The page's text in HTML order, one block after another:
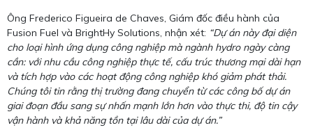
Ông Frederico Figueira de Chaves, Giám đốc điều hành của
Fusion Fuel và BrightHy Solutions, nhận xét: “Dự án này đại diện
cho loại hình ứng dụng công nghiệp mà ngành hydro ngày càng
cần: với nhu cầu công nghiệp thực tế, cấu trúc thương mại dài hạn
và tích hợp vào các hoạt động công nghiệp khó giảm phát thải.
Chúng tôi tin rằng thị trường đang chuyển từ các công bố dự án
giai đoạn đầu sang sự nhấn mạnh lớn hơn vào thực thi, độ tin cậy
vận hành và khả năng tồn tại lâu dài của dự án.”